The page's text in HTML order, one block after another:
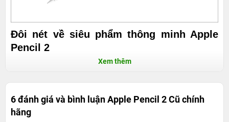
Đôi nét về siêu phẩm thông minh Apple
Pencil 2
Nhà Apple đã không ngừng thay đổi và làm mới sản
lại làm các tín đồ yêu công nghệ phải đứng ngồi không
yên bởi những tính năng cực kỳ nổi bật mà rất khó để có
Xem thêm
6 đánh giá và bình luậnApple Pencil 2 Cũ chính
hãng